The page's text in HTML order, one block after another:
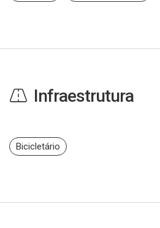
Infraestrutura
Bicicletário